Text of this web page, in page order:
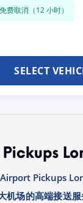
免费取消（12 小时）
SELECT
Pickups
机场的高端接送